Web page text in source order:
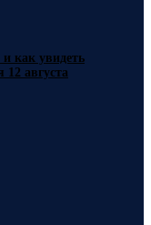
как увидеть
12 августа